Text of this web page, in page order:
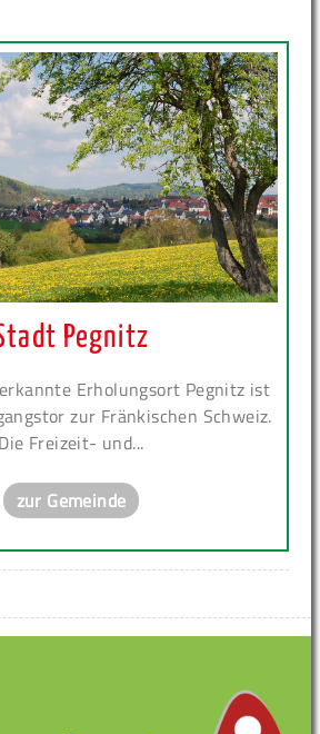
Pegnitz
Erholungsort Pegnitz ist
zur Fränkischen Schweiz.
Die Freizeit- und...
zur Gemeinde